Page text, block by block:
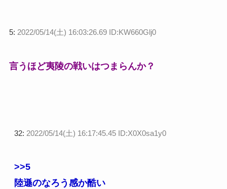
5: 2022/05/14(土) 16:03:26.69 ID:KW660Glj0
言うほど夷陵の戦いはつまらんか？
32: 2022/05/14(土) 16:17:45.45 ID:X0X0sa1y0
>>5
陸遜のなろう感か酷い